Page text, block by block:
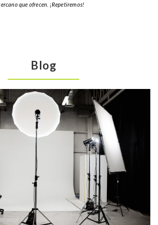
que ofrecen. ¡Repetiremos!
Blog